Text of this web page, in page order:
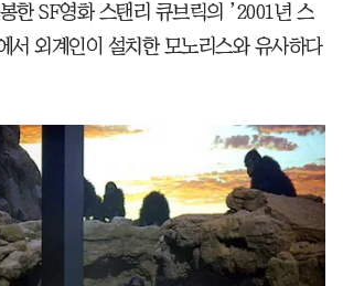
한 SF영화 스탠리 큐브릭의 ’2001년 스
서 외계인이 설치한 모노리스와 유사하다